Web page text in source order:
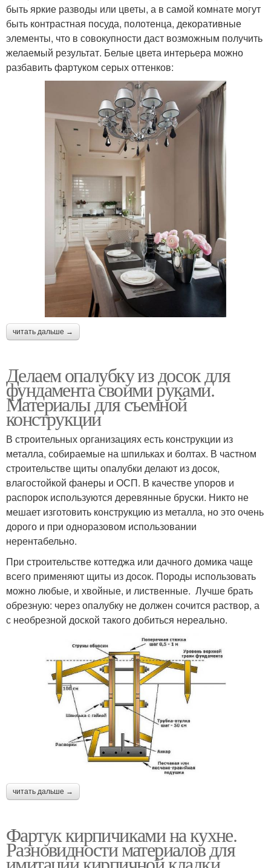
быть яркие разводы или цветы, а в самой комнате могут
быть контрастная посуда, полотенца, декоративные
элементы, что в совокупности даст возможным получить
желаемый результат. Белые цвета интерьера можно
разбавить фартуком серых оттенков:
читать дальше →
Делаем опалубку из досок для
фундамента своими руками.
Материалы для съемной
конструкции
В строительных организациях есть конструкции из
металла, собираемые на шпильках и болтах. В частном
строительстве щиты опалубки делают из досок,
влагостойкой фанеры и ОСП. В качестве упоров и
распорок используются деревянные бруски. Никто не
мешает изготовить конструкцию из металла, но это очень
дорого и при одноразовом использовании
нерентабельно.
При строительстве коттеджа или дачного домика чаще
всего применяют щиты из досок. Породы использовать
можно любые, и хвойные, и лиственные. Лучше брать
обрезную: через опалубку не должен сочится раствор, а
с необрезной доской такого добиться нереально.
читать дальше →
Фартук кирпичиками на кухне.
Разновидности материалов для